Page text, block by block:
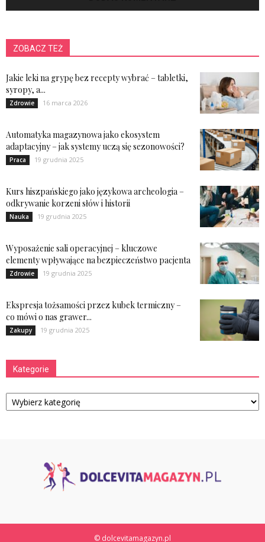
ZOBACZ TEŻ
Jakie leki na grypę bez recepty wybrać – tabletki,
syropy, a...
Zdrowie 16 marca 2026
Automatyka magazynowa jako ekosystem
adaptacyjny – jak systemy uczą się sezonowości?
Praca 19 grudnia 2025
Kurs hiszpańskiego jako językowa archeologia –
odkrywanie korzeni słów i historii
Nauka 19 grudnia 2025
Wyposażenie sali operacyjnej – kluczowe
elementy wpływające na bezpieczeństwo pacjenta
Zdrowie 19 grudnia 2025
Ekspresja tożsamości przez kubek termiczny –
co mówi o nas grawer...
Zakupy 19 grudnia 2025
Kategorie
Kategorie
© dolcevitamagazyn.pl